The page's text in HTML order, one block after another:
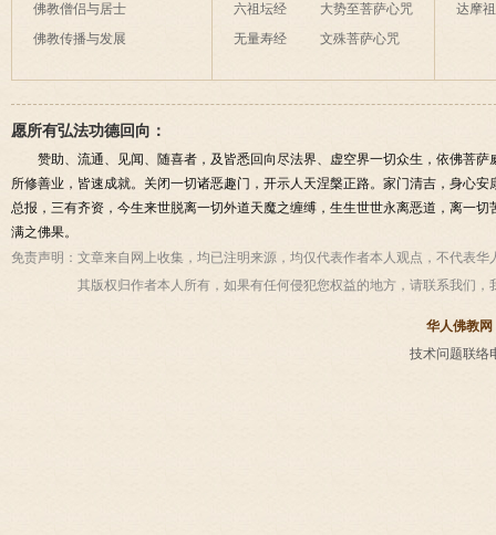
佛教僧侣与居士
佛教传播与发展
六祖坛经
无量寿经
大势至菩萨心咒
文殊菩萨心咒
达摩
愿所有弘法功德回向：
赞助、流通、见闻、随喜者，及皆悉回向尽法界、虚空界一切众生，依佛菩
所修善业，皆速成就。关闭一切诸恶趣门，开示人天涅槃正路。家门清吉，身心
总报，三有齐资，今生来世脱离一切外道天魔之缠缚，生生世世永离恶道，离一
满之佛果。
免责声明： 文章来自网上收集，均已注明来源，均仅代表作者本人观点，不代表
其版权归作者本人所有，如果有任何侵犯您权益的地方，请联系我们，
华人佛教网
技术问题联络